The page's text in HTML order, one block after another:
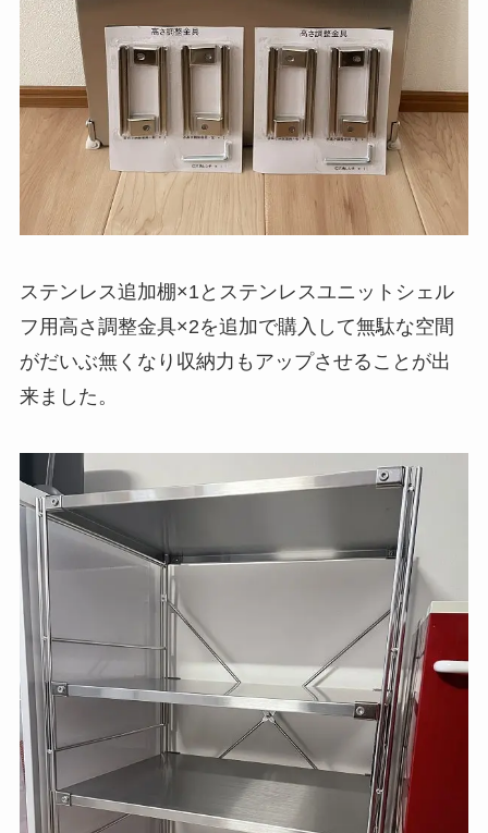
ステンレス追加棚×1とステンレスユニットシェル
フ用高さ調整金具×2を追加で購入して無駄な空間
がだいぶ無くなり収納力もアップさせることが出
来ました。